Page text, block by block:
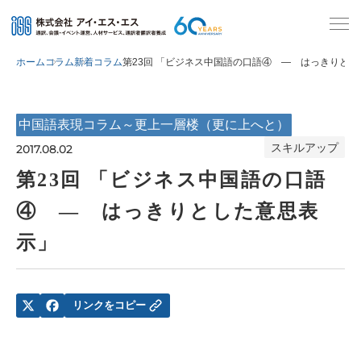
ホームコラム新着コラム第23回 「ビジネス中国語の口語④ ― はっきりとし
中国語表現コラム～更上一層楼（更に上へと）
2017.08.02 スキルアップ
第23回 「ビジネス中国語の口語
④ ― はっきりとした意思表
示」
リンクをコピー